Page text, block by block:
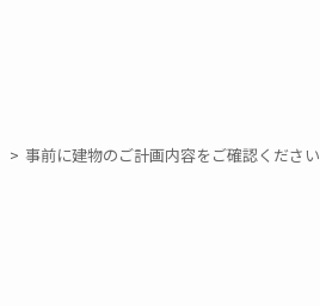
事前に建物のご計画内容をご確認ください